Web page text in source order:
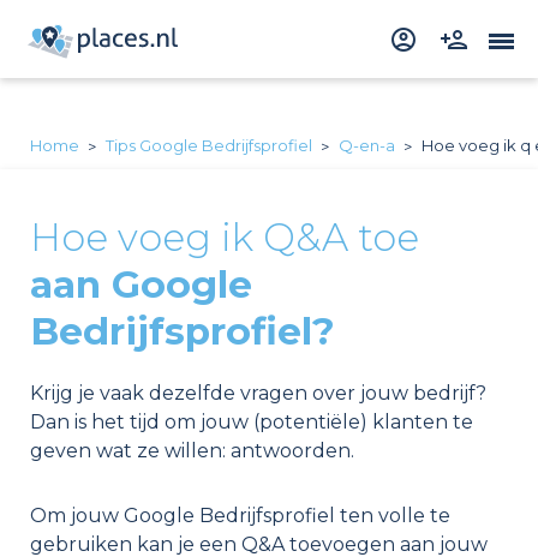
Home Tips Google Bedrijfsprofiel Q-en-a Hoe voeg ik q
Hoe voeg ik Q&A toe
aan Google
Bedrijfsprofiel?
Krijg je vaak dezelfde vragen over jouw bedrijf?
Dan is het tijd om jouw (potentiële) klanten te
geven wat ze willen: antwoorden.
Om jouw Google Bedrijfsprofiel ten volle te
gebruiken kan je een Q&A toevoegen aan jouw